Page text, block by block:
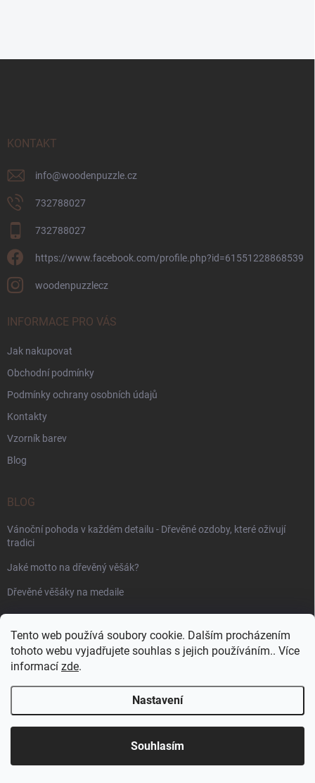
Tento web používá soubory cookie. Dalším procházením
tohoto webu vyjadřujete souhlas s jejich používáním.. Více
informací zde.
Nastavení
Souhlasím
KONTAKT
info@woodenpuzzle.cz
732788027
732788027
https://www.facebook.com/profile.php?id=61551228868539
woodenpuzzlecz
INFORMACE PRO VÁS
Jak nakupovat
Obchodní podmínky
Podmínky ochrany osobních údajů
Kontakty
Vzorník barev
Blog
BLOG
Vánoční pohoda v každém detailu - Dřevěné ozdoby, které oživují
tradici
Jaké motto na dřevěný věšák?
Dřevěné věšáky na medaile
PŘIJÍMÁME ONLINE PLATBY
WoodenPuzzle.cz . Všechna práva vyhrazena.